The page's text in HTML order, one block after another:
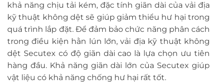
khả năng chịu tải kém, đặc tính giãn dài của vải địa
kỹ thuật không dệt sẽ giúp giảm thiểu hư hại trong
quá trình lắp đặt. Để đảm bảo chức năng phân cách
trong điều kiện hằn lún lớn, vải địa kỹ thuật không
dệt Secutex có độ giãn dài cao là lựa chọn ưu tiên
hàng đầu. Khả năng giãn dài lớn của Secutex giúp
vật liệu có khả năng chống hư hại rất tốt.